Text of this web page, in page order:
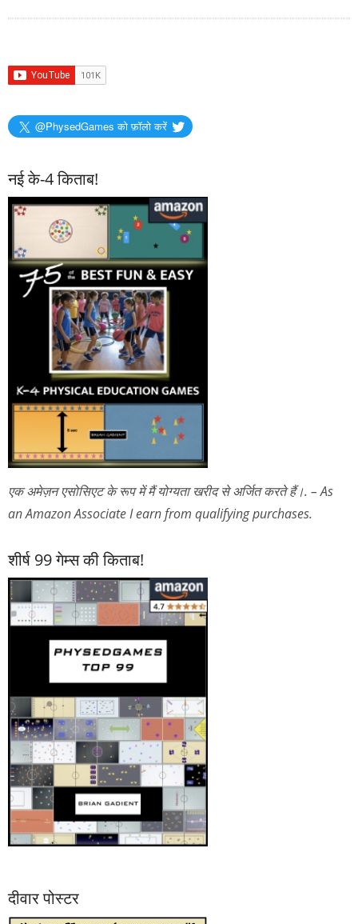
@PhysedGames को फ़ॉलो करें
नई के-4 किताब!
एक अमेज़न एसोसिएट के रूप में मैं योग्यता खरीद से अर्जित करते हैं।. – As
an Amazon Associate I earn from qualifying purchases.
शीर्ष 99 गेम्स की किताब!
दीवार पोस्टर